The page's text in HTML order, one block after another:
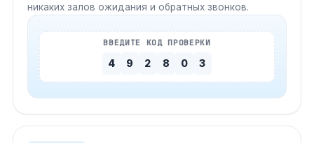
никаких залов ожидания и обратных звонков.
ВВЕДИТЕ КОД ПРОВЕРКИ
4 9 2 8 0 3